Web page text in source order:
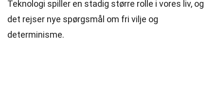
Teknologi spiller en stadig større rolle i vores liv, og
det rejser nye spørgsmål om fri vilje og
determinisme.